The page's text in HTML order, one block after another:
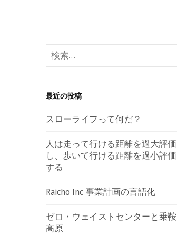
検
索:
最近の投稿
スローライフって何だ？
人は走って行ける距離を過大評価
し、歩いて行ける距離を過小評価
する
Raicho Inc 事業計画の言語化
ゼロ・ウェイストセンターと乗鞍
高原